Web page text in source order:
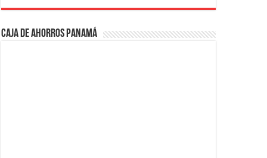
Caja de Ahorros Panamá